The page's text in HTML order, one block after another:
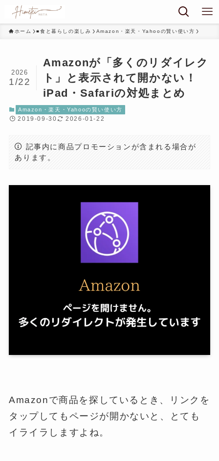
ホーム ■食と暮らしの楽しみ Amazon・楽天・Yahooの賢い使い方
Amazonが「多くのリダイレク
ト」と表示されて開かない！
iPad・Safariの対処まとめ
2026
1/22
Amazon・楽天・Yahooの賢い使い方
2019-09-30 2026-01-22
記事内に商品プロモーションが含まれる場合が
あります。
Amazonで商品を探しているとき、リンクを
タップしてもページが開かないと、とても
イライラしますよね。